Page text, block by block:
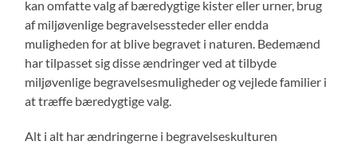
kan omfatte valg af bæredygtige kister eller urner, brug
af miljøvenlige begravelsessteder eller endda
muligheden for at blive begravet i naturen. Bedemænd
har tilpasset sig disse ændringer ved at tilbyde
miljøvenlige begravelsesmuligheder og vejlede familier i
at træffe bæredygtige valg.
Alt i alt har ændringerne i begravelseskulturen